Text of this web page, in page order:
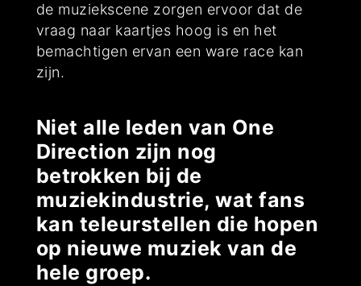
de muziekscene zorgen ervoor dat de
vraag naar kaartjes hoog is en het
bemachtigen ervan een ware race kan
zijn.
Niet alle leden van One
Direction zijn nog
betrokken bij de
muziekindustrie, wat fans
kan teleurstellen die hopen
op nieuwe muziek van de
hele groep.